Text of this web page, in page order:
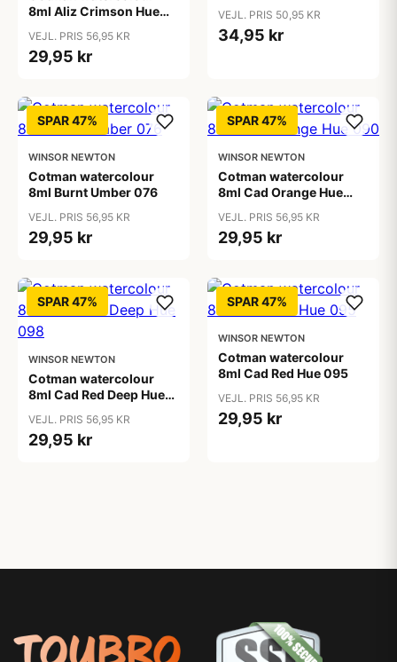
8ml Aliz Crimson Hue
VEJL. PRIS 56,95 KR
29,95 kr
VEJL. PRIS 50,95 KR
34,95 kr
SPAR 47%
WINSOR NEWTON
Cotman watercolour
8ml Burnt Umber 076
VEJL. PRIS 56,95 KR
29,95 kr
SPAR 47%
WINSOR NEWTON
Cotman watercolour
8ml Cad Orange Hue
VEJL. PRIS 56,95 KR
29,95 kr
SPAR 47%
WINSOR NEWTON
Cotman watercolour
8ml Cad Red Deep Hue
VEJL. PRIS 56,95 KR
29,95 kr
SPAR 47%
WINSOR NEWTON
Cotman watercolour
8ml Cad Red Hue 095
VEJL. PRIS 56,95 KR
29,95 kr